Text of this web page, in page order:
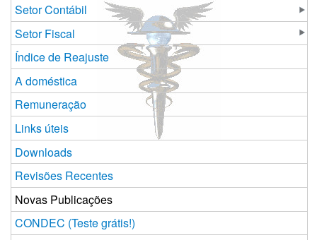
Setor Contábil
Setor Fiscal
Índice de Reajuste
A doméstica
Remuneração
Links úteis
Downloads
Revisões Recentes
Novas Publicações
CONDEC (Teste grátis!)